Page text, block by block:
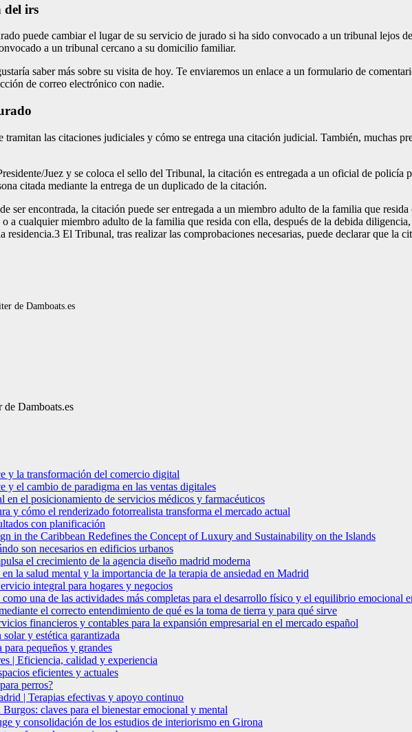
del irs
puede cambiar el lugar de su servicio de jurado si ha sido convocado a un tribunal lejos
a un tribunal cercano a su domicilio familiar.
saber más sobre su visita de hoy. Te enviaremos un enlace a un formulario de
de correo electrónico con nadie.
tramitan las citaciones judiciales y cómo se entrega una citación judicial. También, muchas
Juez y se coloca el sello del Tribunal, la citación es entregada a un oficial de policía
citada mediante la entrega de un duplicado de la citación.
ser encontrada, la citación puede ser entregada a un miembro adulto de la familia que
o a cualquier miembro adulto de la familia que resida con ella, después de la debida
residencia.3 El Tribunal, tras realizar las comprobaciones necesarias, puede declarar que la
de Damboats.es
Damboats.es
y la transformación del comercio digital
y el cambio de paradigma en las ventas digitales
el posicionamiento de servicios médicos y farmacéuticos
y cómo el renderizado fotorrealista transforma el mercado actual
con planificación
in the Caribbean Redefines the Concept of Luxury and Sustainability on the Islands
son necesarios en edificios urbanos
el crecimiento de la agencia diseño madrid moderna
la salud mental y la importancia de la terapia de ansiedad en Madrid
integral para hogares y negocios
una de las actividades más completas para el desarrollo físico y el equilibrio emocional
el correcto entendimiento de qué es la toma de tierra y para qué sirve
financieros y contables para la expansión empresarial en el mercado español
y estética garantizada
pequeños y grandes
| Eficiencia, calidad y experiencia
eficientes y actuales
perros?
| Terapias efectivas y apoyo continuo
claves para el bienestar emocional y mental
y consolidación de los estudios de interiorismo en Girona